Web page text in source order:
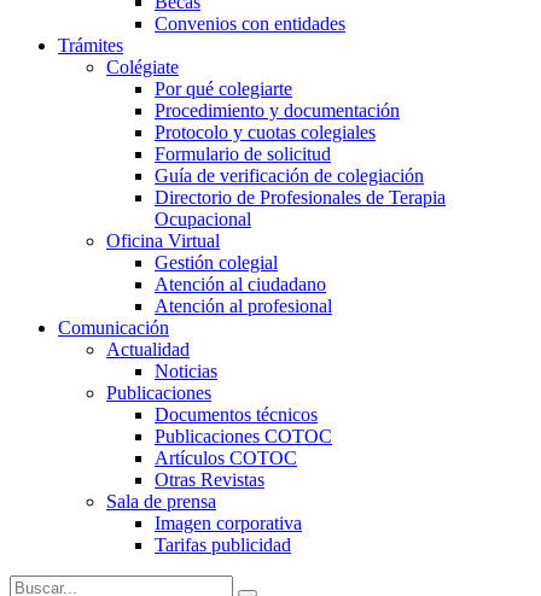
Convenios con entidades
Trámites
Colégiate
Por qué colegiarte
Procedimiento y documentación
Protocolo y cuotas colegiales
Formulario de solicitud
Guía de verificación de colegiación
Directorio de Profesionales de Terapia
Ocupacional
Oficina Virtual
Gestión colegial
Atención al ciudadano
Atención al profesional
Comunicación
Actualidad
Noticias
Publicaciones
Documentos técnicos
Publicaciones COTOC
Artículos COTOC
Otras Revistas
Sala de prensa
Imagen corporativa
Tarifas publicidad
Buscar: